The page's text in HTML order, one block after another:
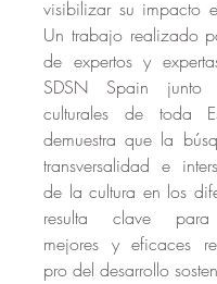
visibilizar su impacto
Un trabajo realizado
de expertos y
SDSN Spain junto
culturales de toda
demuestra que la
transversalidad e
de la cultura en los
resulta clave para
mejores y eficaces
pro del desarrollo